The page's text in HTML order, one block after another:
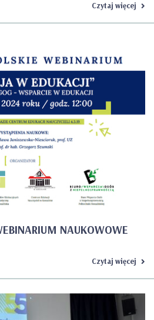
Czytaj więcej
NAUKOWOWE
Czytaj więcej